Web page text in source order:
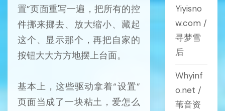
置”页面重写一遍，把所有的控
件挪来挪去、放大缩小、藏起
这个、显示那个，再把自家的
按钮大大方方地摆上台面。
基本上，这些驱动拿着“设置”
页面当成了一块粘土，爱怎么
Yiyisno
w.com /
寻梦雪
后
Whyinf
o.net /
苇音资